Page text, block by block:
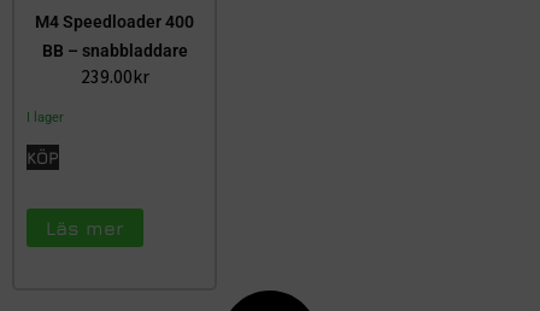
M4 Speedloader 400
BB – snabbladdare
239.00kr
I lager
Läs mer
KÖP